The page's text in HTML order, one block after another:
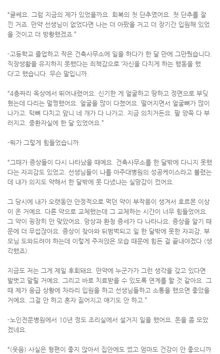
“글쎄요. 그럼 지금의 제가 있었을까요. 회복의 첫 단추였어요. 첫 단추를 잘
낀 거죠. 만약 선생님이 없었다면 나는 더 아팠을 거고 더 장기간 입원해 있었
을 것이고 더 방황했겠죠.”
-고등학교 졸업하고 작은 건축사무소에 일을 하다가 한 달 만에 그만뒀습니다.
직장생활을 유지하지 못했다는 죄책감으로 ‘자신을 다치게 하는 행동을 했
다’고 했습니다. 무슨 말입니까.
“4층짜리 옥상에서 뛰어내렸어요. 신기한 게 얼굴하고 땅하고 정면으로 부딪
혔는데 다리는 멀쩡했어요. 얼굴을 많이 다쳤어요. 떨어지면서 얼굴뼈가 많이
나가고. 턱뼈 다치고 앞니 네 개가 다 나가고. 지금 의치거든요. 팔 양쪽 다 부
러지고. 중환자실에 한 달 있었어요.”
-뭐가 그렇게 힘들었습니까.
“그때가 증상들이 다시 나타났을 때예요. 건축사무소를 한 달밖에 다니지 못했
다는 자괴감도 있었고. 선생님들이 나를 아주대병원의 성공케이스라고 불렸는
데 내가 의지도 약해서 한 달밖에 못 다녔냐는 실망감이 컸어요.
그 당시에 내가 오랫동안 안정적으로 먹던 약이 부작용이 생겨서 호르몬 이상
이 온 거예요. 다른 약으로 교체했는데 그 교체하는 시간이 너무 힘들었어요.
그 약이 굉장히 안 맞았어요. 망상과 환청 증세가 다 나타나요. 증상을 알기 때
문에 더 무섭잖아요. 증상이 찾아와 뒤범벅되고 일 한 달밖에 못한 자괴감, 부
모님 도와드려야 하는데 이렇게 주저앉은 모습 때문에 힘든 걸 끝내야겠다 (생
각했죠).
지금도 저는 그게 제일 후회돼요. 만약에 누군가가 그런 생각을 갖고 있다면
발벗고 말릴 거예요. 그리고 바로 치료받을 수 있도록 연계를 할 것 같아요. 그
때 제가 응급 상황에 차라리 입원을 하고 선생님들하고 소통을 했으면 좋았을
거예요. 그걸 안 하고 혼자 짊어지고 얘기도 안 하고.”
-노인전문병원에서 10년 정도 조리실에서 설거지 일을 했어요. 돈을 좀 모았
겠네요.
“(웃음) 사실은 형편이 좋지 않아서 집안에도 썼고 엄마도 건강이 안 좋으니까